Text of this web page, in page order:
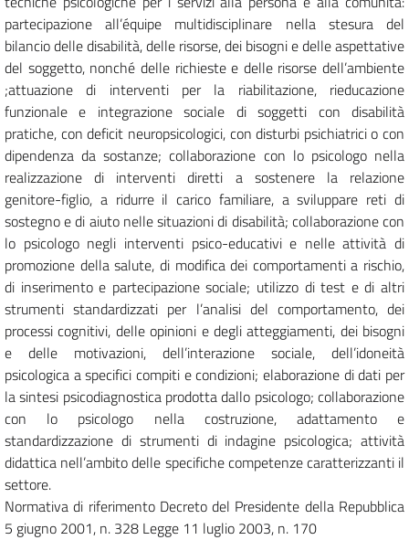
partecipazione all’équipe multidisciplinare nella stesura del
bilancio delle disabilità, delle risorse, dei bisogni e delle aspettative
del soggetto, nonché delle richieste e delle risorse dell’ambiente
;attuazione di interventi per la riabilitazione, rieducazione
funzionale e integrazione sociale di soggetti con disabilità
pratiche, con deficit neuropsicologici, con disturbi psichiatrici o con
dipendenza da sostanze; collaborazione con lo psicologo nella
realizzazione di interventi diretti a sostenere la relazione
genitore-figlio, a ridurre il carico familiare, a sviluppare reti di
sostegno e di aiuto nelle situazioni di disabilità; collaborazione con
lo psicologo negli interventi psico-educativi e nelle attività di
promozione della salute, di modifica dei comportamenti a rischio,
di inserimento e partecipazione sociale; utilizzo di test e di altri
strumenti standardizzati per l’analisi del comportamento, dei
processi cognitivi, delle opinioni e degli atteggiamenti, dei bisogni
e delle motivazioni, dell’interazione sociale, dell’idoneità
psicologica a specifici compiti e condizioni; elaborazione di dati per
la sintesi psicodiagnostica prodotta dallo psicologo; collaborazione
con lo psicologo nella costruzione, adattamento e
standardizzazione di strumenti di indagine psicologica; attività
didattica nell’ambito delle specifiche competenze caratterizzanti il
settore.
Normativa di riferimento Decreto del Presidente della Repubblica
5 giugno 2001, n. 328 Legge 11 luglio 2003, n. 170